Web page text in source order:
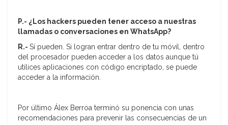
P.- ¿Los hackers pueden tener acceso a nuestras
llamadas o conversaciones en WhatsApp?
R.- Sí pueden. Si logran entrar dentro de tu móvil, dentro
del procesador pueden acceder a los datos aunque tú
utilices aplicaciones con código encriptado, se puede
acceder a la información.
Por último Álex Berroa terminó su ponencia con unas
recomendaciones para prevenir las consecuencias de un